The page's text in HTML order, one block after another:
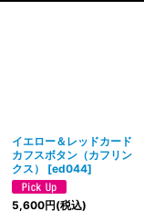
イエロー＆レッドカード
カフスボタン（カフリン
クス）
[ed044]
5,600円(税込)